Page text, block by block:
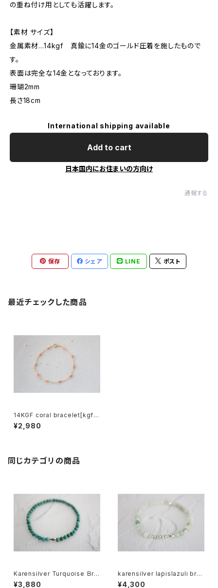
の重ね付け用としても活躍します。
【素材 サイズ】
金属素材…14kgf 真鍮に14金のゴールド圧着を施したもので
す。
表面は完全な14金となっております。
珊瑚2mm
長さ18cm
International shipping available
Add to cart
日本国内にお住まいの方向け
通報する
保存 シェア LINE ポスト
最近チェックした商品
14KGF coral bracelet[kgf3
338]
¥2,980
同じカテゴリの商品
Karensilver Turquoise Ｂre
celet[kgf5579]
¥3,880
karensilver lapislazuli bre
celet[kgf5555]
¥4,300